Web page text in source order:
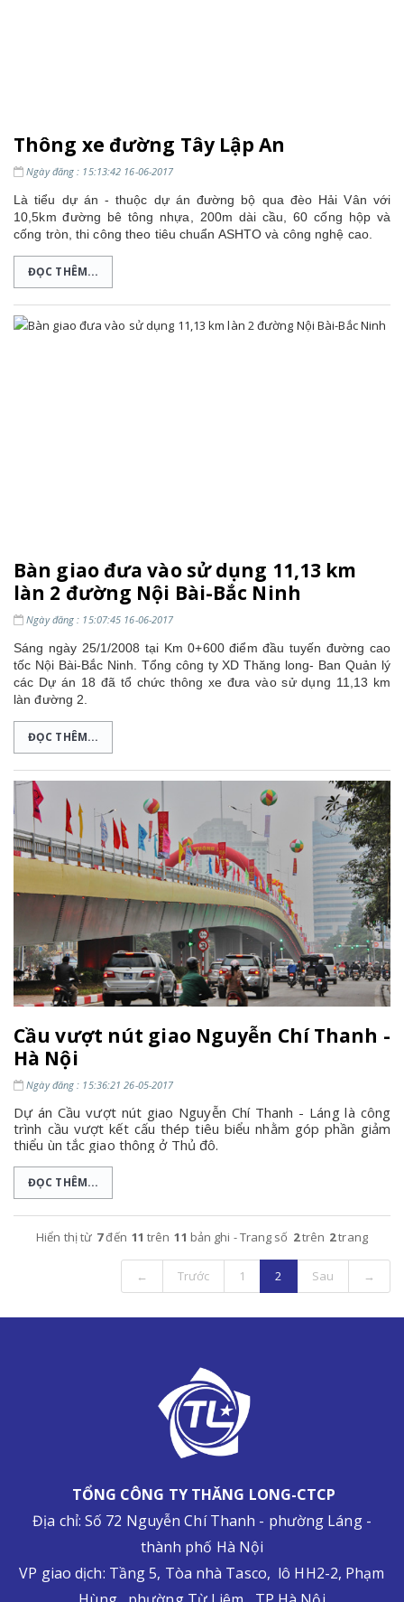
Thông xe đường Tây Lập An
Ngày đăng : 15:13:42 16-06-2017
Là tiểu dự án - thuộc dự án đường bộ qua đèo Hải Vân với
10,5km đường bê tông nhựa, 200m dài cầu, 60 cống hộp và
cống tròn, thi công theo tiêu chuẩn ASHTO và công nghệ cao.
ĐỌC THÊM...
​Bàn giao đưa vào sử dụng 11,13 km
làn 2 đường Nội Bài-Bắc Ninh
Ngày đăng : 15:07:45 16-06-2017
Sáng ngày 25/1/2008 tại Km 0+600 điểm đầu tuyến đường cao
tốc Nội Bài-Bắc Ninh. Tổng công ty XD Thăng long- Ban Quản lý
các Dự án 18 đã tổ chức thông xe đưa vào sử dụng 11,13 km
làn đường 2.
ĐỌC THÊM...
Cầu vượt nút giao Nguyễn Chí Thanh -
Hà Nội
Ngày đăng : 15:36:21 26-05-2017
Dự án Cầu vượt nút giao Nguyễn Chí Thanh - Láng là công
trình cầu vượt kết cấu thép tiêu biểu nhằm góp phần giảm
thiểu ùn tắc giao thông ở Thủ đô.
ĐỌC THÊM...
Hiển thị từ 7đến 11 trên 11 bản ghi - Trang số 2trên 2trang
← Trước 1 2 Sau →
TỔNG CÔNG TY THĂNG LONG-CTCP
Địa chỉ: Số 72 Nguyễn Chí Thanh - phường Láng -
thành phố Hà Nội
VP giao dịch: Tầng 5, Tòa nhà Tasco, lô HH2-2, Phạm